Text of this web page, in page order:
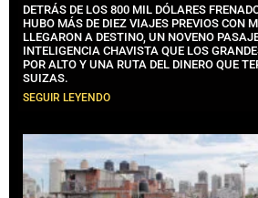
DETRÁS DE LOS 800 MIL DÓLARES
HUBO MÁS DE DIEZ VIAJES PREVIOS CON
LLEGARON A DESTINO, UN NOVENO
INTELIGENCIA CHAVISTA QUE LOS
POR ALTO Y UNA RUTA DEL DINERO QUE
SUIZAS.
SEGUIR LEYENDO